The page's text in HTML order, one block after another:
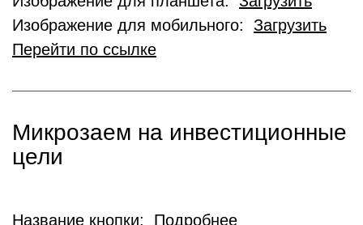
Изображение для мобильного: Загрузить
Перейти по ссылке
Микрозаем на инвестиционные
цели
Название кнопки: Подробнее